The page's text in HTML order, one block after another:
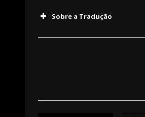
Sobre a Tradução
A fonte utilizada
A legenda agora